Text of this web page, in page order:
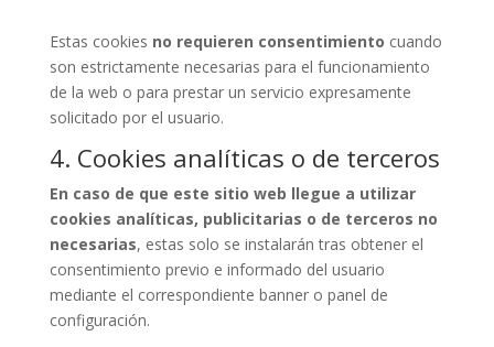
Estas cookies no requieren consentimiento cuando
son estrictamente necesarias para el funcionamiento
de la web o para prestar un servicio expresamente
solicitado por el usuario.
4. Cookies analíticas o de terceros
En caso de que este sitio web llegue a utilizar
cookies analíticas, publicitarias o de terceros no
necesarias, estas solo se instalarán tras obtener el
consentimiento previo e informado del usuario
mediante el correspondiente banner o panel de
configuración.